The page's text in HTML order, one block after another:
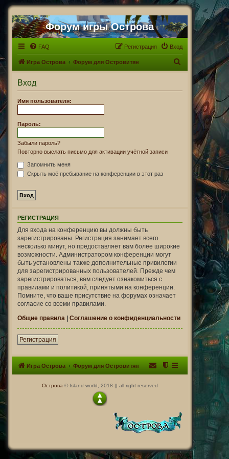
Форум игры Острова
FAQ Вход
Регистрация
Игра Острова Форум для Островитян
Вход
Имя пользователя:
Пароль:
Забыли пароль?
Повторно выслать письмо для активации учётной записи
Запомнить меня
Скрыть моё пребывание на конференции в этот раз
РЕГИСТРАЦИЯ
Для входа на конференцию вы должны быть
зарегистрированы. Регистрация занимает всего
несколько минут, но предоставляет вам более широкие
возможности. Администратором конференции могут
быть установлены также дополнительные привилегии
для зарегистрированных пользователей. Прежде чем
зарегистрироваться, вам следует ознакомиться с
правилами и политикой, принятыми на конференции.
Помните, что ваше присутствие на форумах означает
согласие со всеми правилами.
Общие правила | Соглашение о конфиденциальности
Регистрация
Игра Острова Форум для Островитян
Острова © Island world, 2018 || all right reserved